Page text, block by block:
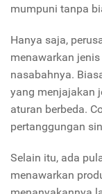
mumpuni tanpa
Hanya saja,
menawarkan
nasabahnya.
yang menjajakan
aturan berbeda.
pertanggungan
Selain itu, ada
menawarkan